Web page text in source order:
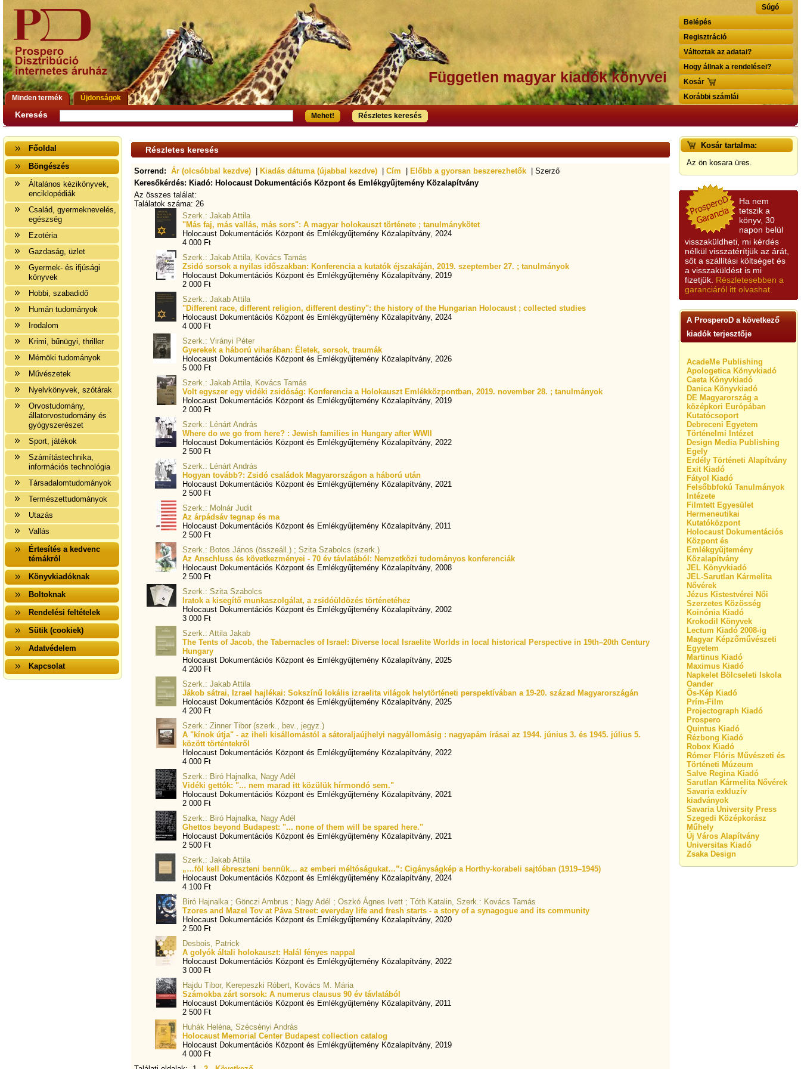
Súgó
Belépés
Regisztráció
Változtak az adatai?
Hogy állnak a rendelései?
Kosár
Korábbi számlái
Független magyar kiadók könyvei
Minden termék Újdonságok
Keresés Mehet! Részletes keresés
Főoldal
Böngészés
Általános kézikönyvek,
enciklopédiák
Család, gyermeknevelés,
egészség
Ezotéria
Gazdaság, üzlet
Gyermek- és ifjúsági
könyvek
Hobbi, szabadidő
Humán tudományok
Irodalom
Krimi, bűnügyi, thriller
Mérnöki tudományok
Művészetek
Nyelvkönyvek, szótárak
Orvostudomány,
állatorvostudomány és
gyógyszerészet
Sport, játékok
Számítástechnika,
információs technológia
Társadalomtudományok
Természettudományok
Utazás
Vallás
Értesítés a kedvenc
témákról
Könyvkiadóknak
Boltoknak
Rendelési feltételek
Sütik (cookiek)
Adatvédelem
Kapcsolat
Kosár tartalma:
Az ön kosara üres.
Ha nem
tetszik a
könyv, 30
napon belül
visszaküldheti, mi kérdés
nélkül visszatérítjük az árát,
sőt a szállítási költséget és
a visszaküldést is mi
fizetjük. Részletesebben a
garanciáról itt olvashat.
A ProsperoD a következő
kiadók terjesztője
AcadeMe Publishing
Apologetica Könyvkiadó
Caeta Könyvkiadó
Danica Könyvkiadó
DE Magyarország a
középkori Európában
Kutatócsoport
Debreceni Egyetem
Történelmi Intézet
Design Media Publishing
Egely
Erdély Történeti Alapítvány
Exit Kiadó
Fátyol Kiadó
Felsőbbfokú Tanulmányok
Intézete
Filmtett Egyesület
Hermeneutikai
Kutatóközpont
Holocaust Dokumentációs
Központ és
Emlékgyűjtemény
Közalapítvány
JEL Könyvkiadó
JEL-Sarutlan Kármelita
Nővérek
Jézus Kistestvérei Női
Szerzetes Közösség
Koinónia Kiadó
Krokodil Könyvek
Lectum Kiadó 2008-ig
Magyar Képzőművészeti
Egyetem
Martinus Kiadó
Maximus Kiadó
Napkelet Bölcseleti Iskola
Oander
Ős-Kép Kiadó
Prím-Film
Projectograph Kiadó
Prospero
Quintus Kiadó
Rézbong Kiadó
Robox Kiadó
Rómer Flóris Művészeti és
Történeti Múzeum
Salve Regina Kiadó
Sarutlan Kármelita Nővérek
Savaria exkluzív
kiadványok
Savaria University Press
Szegedi Középkorász
Műhely
Új Város Alapítvány
Universitas Kiadó
Zsaka Design
Részletes keresés
Sorrend: Ár (olcsóbbal kezdve) Kiadás dátuma (újabbal kezdve) Cím Előbb a gyorsan beszerezhetők | Szerző
Keresőkérdés: Kiadó: Holocaust Dokumentációs Központ és Emlékgyűjtemény Közalapítvány
Az összes találat:
Találatok száma: 26
Szerk.: Jakab Attila
"Más faj, más vallás, más sors": A magyar holokauszt története ; tanulmánykötet
Holocaust Dokumentációs Központ és Emlékgyűjtemény Közalapítvány, 2024
4 000 Ft
Szerk.: Jakab Attila, Kovács Tamás
Zsidó sorsok a nyilas időszakban: Konferencia a kutatók éjszakáján, 2019. szeptember 27. ; tanulmányok
Holocaust Dokumentációs Központ és Emlékgyűjtemény Közalapítvány, 2019
2 000 Ft
Szerk.: Jakab Attila
"Different race, different religion, different destiny": the history of the Hungarian Holocaust ; collected studies
Holocaust Dokumentációs Központ és Emlékgyűjtemény Közalapítvány, 2024
4 000 Ft
Szerk.: Virányi Péter
Gyerekek a háború viharában: Életek, sorsok, traumák
Holocaust Dokumentációs Központ és Emlékgyűjtemény Közalapítvány, 2026
5 000 Ft
Szerk.: Jakab Attila, Kovács Tamás
Volt egyszer egy vidéki zsidóság: Konferencia a Holokauszt Emlékközpontban, 2019. november 28. ; tanulmányok
Holocaust Dokumentációs Központ és Emlékgyűjtemény Közalapítvány, 2019
2 000 Ft
Szerk.: Lénárt András
Where do we go from here? : Jewish families in Hungary after WWII
Holocaust Dokumentációs Központ és Emlékgyűjtemény Közalapítvány, 2022
2 500 Ft
Szerk.: Lénárt András
Hogyan tovább?: Zsidó családok Magyarországon a háború után
Holocaust Dokumentációs Központ és Emlékgyűjtemény Közalapítvány, 2021
2 500 Ft
Szerk.: Molnár Judit
Az árpádsáv tegnap és ma
Holocaust Dokumentációs Központ és Emlékgyűjtemény Közalapítvány, 2011
2 500 Ft
Szerk.: Botos János (összeáll.) ; Szita Szabolcs (szerk.)
Az Anschluss és következményei - 70 év távlatából: Nemzetközi tudományos konferenciák
Holocaust Dokumentációs Központ és Emlékgyűjtemény Közalapítvány, 2008
2 500 Ft
Szerk.: Szita Szabolcs
Iratok a kisegítő munkaszolgálat, a zsidóüldözés történetéhez
Holocaust Dokumentációs Központ és Emlékgyűjtemény Közalapítvány, 2002
3 000 Ft
Szerk.: Attila Jakab
The Tents of Jacob, the Tabernacles of Israel: Diverse local Israelite Worlds in local historical Perspective in 19th–20th Century
Hungary
Holocaust Dokumentációs Központ és Emlékgyűjtemény Közalapítvány, 2025
4 200 Ft
Szerk.: Jakab Attila
Jákob sátrai, Izrael hajlékai: Sokszínű lokális izraelita világok helytörténeti perspektívában a 19-20. század Magyarországán
Holocaust Dokumentációs Központ és Emlékgyűjtemény Közalapítvány, 2025
4 200 Ft
Szerk.: Zinner Tibor (szerk., bev., jegyz.)
A "kínok útja" - az iheli kisállomástól a sátoraljaújhelyi nagyállomásig : nagyapám írásai az 1944. június 3. és 1945. július 5.
között történtekről
Holocaust Dokumentációs Központ és Emlékgyűjtemény Közalapítvány, 2022
4 000 Ft
Szerk.: Biró Hajnalka, Nagy Adél
Vidéki gettók: "... nem marad itt közülük hírmondó sem."
Holocaust Dokumentációs Központ és Emlékgyűjtemény Közalapítvány, 2021
2 000 Ft
Szerk.: Biró Hajnalka, Nagy Adél
Ghettos beyond Budapest: "... none of them will be spared here."
Holocaust Dokumentációs Központ és Emlékgyűjtemény Közalapítvány, 2021
2 500 Ft
Szerk.: Jakab Attila
„…föl kell ébreszteni bennük… az emberi méltóságukat…”: Cigányságkép a Horthy-korabeli sajtóban (1919–1945)
Holocaust Dokumentációs Központ és Emlékgyűjtemény Közalapítvány, 2024
4 100 Ft
Biró Hajnalka ; Gönczi Ambrus ; Nagy Adél ; Oszkó Ágnes Ivett ; Tóth Katalin, Szerk.: Kovács Tamás
Tzores and Mazel Tov at Páva Street: everyday life and fresh starts - a story of a synagogue and its community
Holocaust Dokumentációs Központ és Emlékgyűjtemény Közalapítvány, 2020
2 500 Ft
Desbois, Patrick
A golyók általi holokauszt: Halál fényes nappal
Holocaust Dokumentációs Központ és Emlékgyűjtemény Közalapítvány, 2022
3 000 Ft
Hajdu Tibor, Kerepeszki Róbert, Kovács M. Mária
Számokba zárt sorsok: A numerus clausus 90 év távlatából
Holocaust Dokumentációs Központ és Emlékgyűjtemény Közalapítvány, 2011
2 500 Ft
Huhák Heléna, Szécsényi András
Holocaust Memorial Center Budapest collection catalog
Holocaust Dokumentációs Központ és Emlékgyűjtemény Közalapítvány, 2019
4 000 Ft